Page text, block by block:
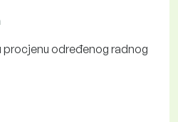
određenog radnog